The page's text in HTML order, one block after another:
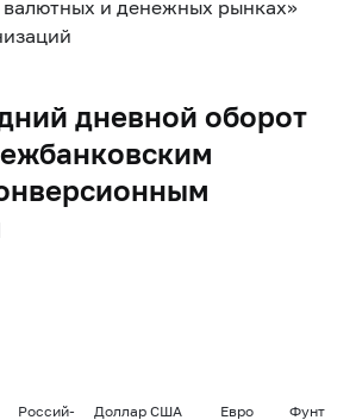
и денежных рынках»
дневной оборот
Россий-
Доллар США
Евро
Фунт